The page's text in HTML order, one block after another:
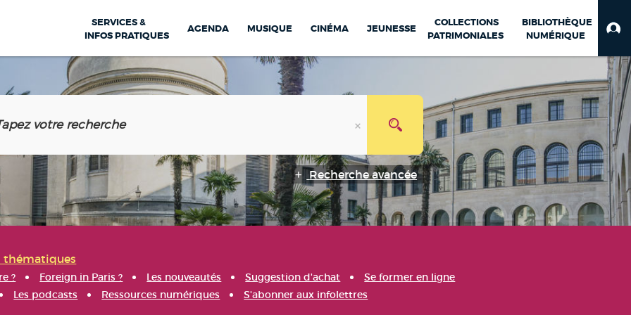
SERVICES &
INFOS PRATIQUES
AGENDA MUSIQUE CINÉMA JEUNESSE
COLLECTIONS
PATRIMONIALES
BIBLIOTHÈQUE
NUMÉRIQUE
Recherche avancée
thématiques
? Foreign in Paris ? Les nouveautés Suggestion d'achat
Se former en ligne
Les podcasts Ressources numériques S'abonner aux infolettres